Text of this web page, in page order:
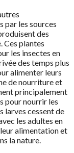
par les sources
des
Ces plantes
les insectes en
des temps plus
alimenter leurs
de nourriture et
principalement
pour nourrir les
larves cessent de
les adultes en
alimentation et
la nature.